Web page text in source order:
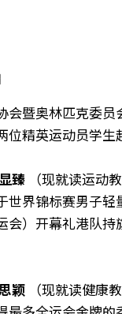
会暨奥林匹克委
位精英运动员学生
臻 （现就读运动
世界锦标赛男子
会）开幕礼港队
颖 （现就读健康